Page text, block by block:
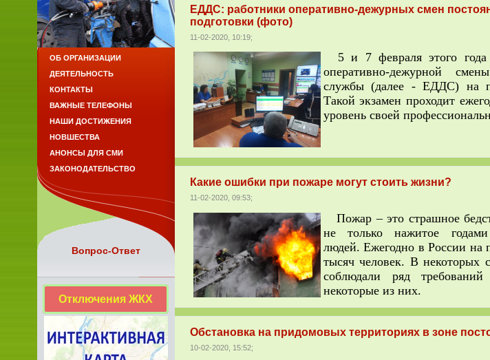
ЕДДС: работники оперативно-дежурных смен
подготовки (фото)
11-02-2020, 10:19;
5 и 7 февраля этого года
оперативно-дежурной
службы (далее - ЕДДС) на
Такой экзамен проходит
уровень своей
Какие ошибки при пожаре могут стоить жизни?
11-02-2020, 09:53;
Пожар – это страшное
не только нажитое
людей. Ежегодно в России на
тысяч человек. В некоторых
соблюдали ряд
некоторые из них.
Обстановка на придомовых территориях в зоне
10-02-2020, 15:52;
ОБ ОРГАНИЗАЦИИ
ДЕЯТЕЛЬНОСТЬ
КОНТАКТЫ
ВАЖНЫЕ ТЕЛЕФОНЫ
НАШИ ДОСТИЖЕНИЯ
НОВШЕСТВА
АНОНСЫ ДЛЯ СМИ
ЗАКОНОДАТЕЛЬСТВО
Вопрос-Ответ
Отключения ЖКХ